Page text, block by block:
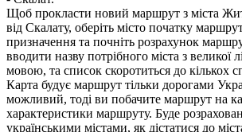
Щоб прокласти новий маршрут з міста
від Скалату, оберіть місто початку
призначення та почніть розрахунок
вводити назву потрібного міста з великої
мовою, та список скоротиться до кількох
Карта будує маршрут тільки дорогами
можливий, тоді ви побачите маршрут на
характеристики маршруту. Буде
українськими містами, як дістатися до